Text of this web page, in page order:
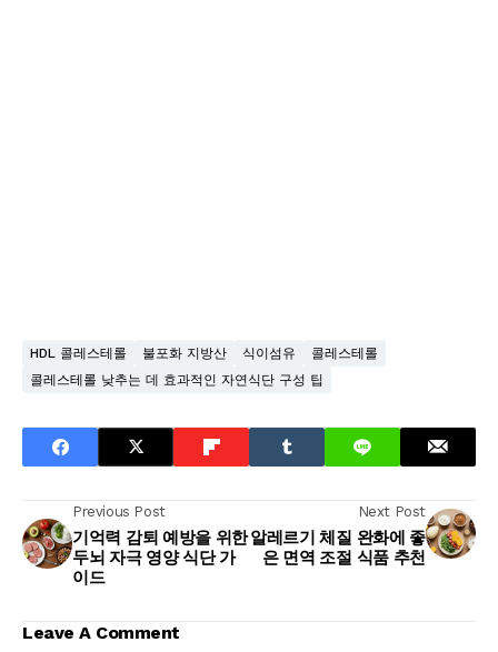
HDL 콜레스테롤 불포화 지방산 식이섬유
콜레스테롤
콜레스테롤 낮추는 데 효과적인 자연식단 구성 팁
Previous Post
기억력 감퇴 예방을 위한
두뇌 자극 영양 식단 가
이드
Next Post
알레르기 체질 완화에 좋
은 면역 조절 식품 추천
Leave A Comment